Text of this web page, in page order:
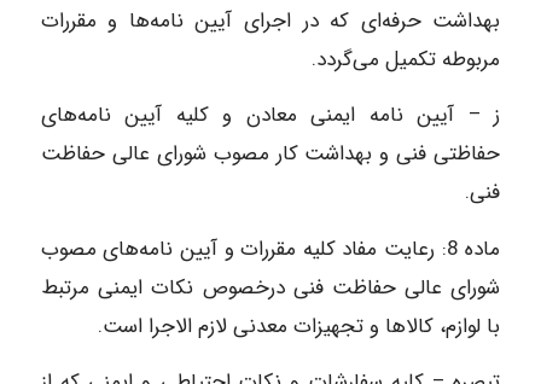
بهداشت حرفه‌ای که در اجرای آیین نامه‌ها و مقررات
مربوطه تکمیل می‌گردد.
ز – آیین نامه ایمنی معادن و کلیه آیین نامه‌های
حفاظتی فنی و بهداشت کار مصوب شورای عالی حفاظت
فنی.
ماده‌ 8: رعایت مفاد کلیه مقررات و آیین نامه‌های مصوب
شورای عالی حفاظت فنی درخصوص نکات ایمنی مرتبط
با لوازم، کالاها و تجهیزات معدنی لازم الاجرا است.